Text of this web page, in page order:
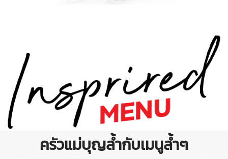
ครัวแม่บุญล้ำกับเมนูล้ำๆ